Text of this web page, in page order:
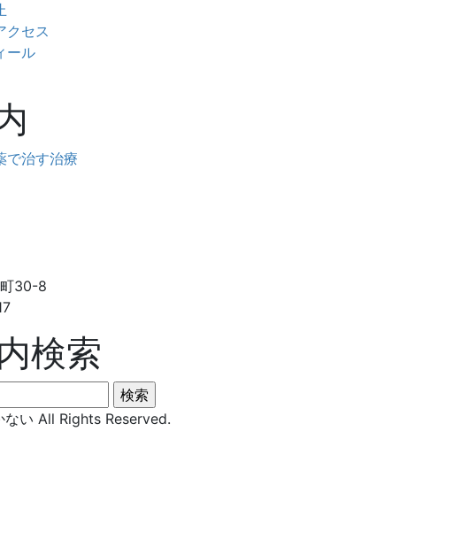
クセス
ール
で治す治療
30-8
検索
い All Rights Reserved.